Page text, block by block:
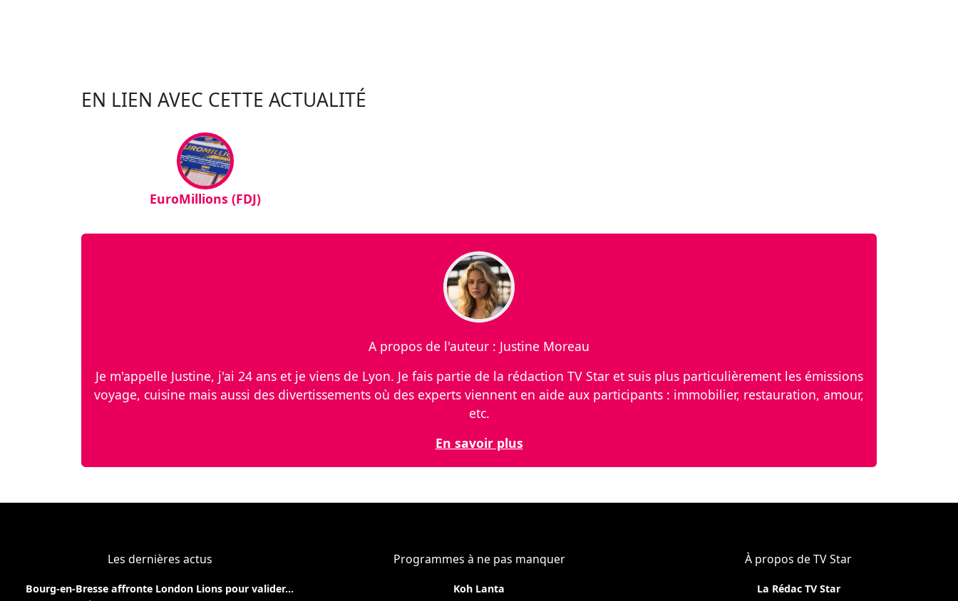
EN LIEN AVEC CETTE ACTUALITÉ
EuroMillions (FDJ)
A propos de l'auteur : Justine Moreau
Je m'appelle Justine, j'ai 24 ans et je viens de Lyon. Je fais partie de la rédaction TV Star et suis plus particulièrement les émissions
voyage, cuisine mais aussi des divertissements où des experts viennent en aide aux participants : immobilier, restauration, amour,
etc.
En savoir plus
Les dernières actus
Bourg-en-Bresse affronte London Lions pour valider...
Programmes à ne pas manquer
Koh Lanta
À propos de TV Star
La Rédac TV Star